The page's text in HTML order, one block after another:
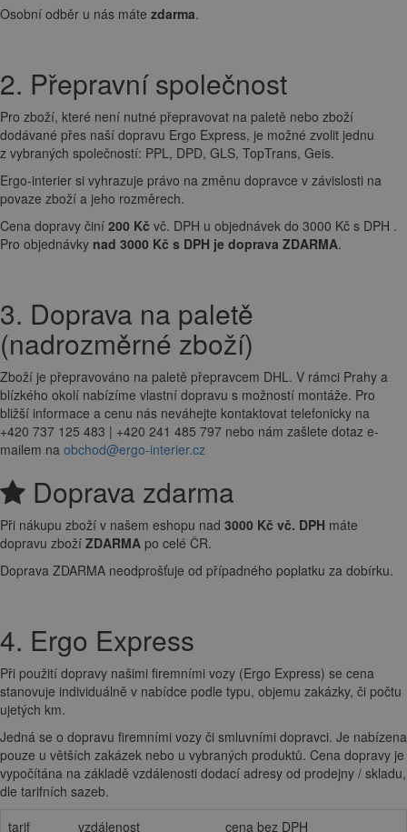
Osobní odběr u nás máte zdarma.
2. Přepravní společnost
Pro zboží, které není nutné přepravovat na paletě nebo zboží
dodávané přes naší dopravu Ergo Express, je možné zvolit jednu
z vybraných společností: PPL, DPD, GLS, TopTrans, Geis.
Ergo-interier si vyhrazuje právo na změnu dopravce v závislosti na
povaze zboží a jeho rozměrech.
Cena dopravy činí 200 Kč vč. DPH u objednávek do 3000 Kč s DPH .
Pro objednávky nad 3000 Kč s DPH je doprava ZDARMA.
3. Doprava na paletě
(nadrozměrné zboží)
Zboží je přepravováno na paletě přepravcem DHL. V rámci Prahy a
blízkého okolí nabízíme vlastní dopravu s možností montáže. Pro
bližší informace a cenu nás neváhejte kontaktovat telefonicky na
+420 737 125 483 | +420 241 485 797 nebo nám zašlete dotaz e-
mailem na obchod@ergo-interier.cz
Doprava zdarma
Při nákupu zboží v našem eshopu nad 3000 Kč vč. DPH máte
dopravu zboží ZDARMA po celé ČR.
Doprava ZDARMA neodprošťuje od případného poplatku za dobírku.
4. Ergo Express
Při použití dopravy našimi firemními vozy (Ergo Express) se cena
stanovuje individuálně v nabídce podle typu, objemu zakázky, či počtu
ujetých km.
Jedná se o dopravu firemními vozy či smluvními dopravci. Je nabízena
pouze u větších zakázek nebo u vybraných produktů. Cena dopravy je
vypočítána na základě vzdálenosti dodací adresy od prodejny / skladu,
dle tarifních sazeb.
tarif
vzdálenost cena bez DPH